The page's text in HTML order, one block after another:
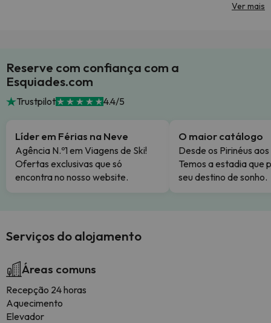
Ver mais
Reserve com confiança com a
Esquiades.com
Trustpilot 4.4/5
Líder em Férias na Neve
Agência N.º1 em Viagens de Ski!
Ofertas exclusivas que só
encontra no nosso website.
O maior catálogo
Desde os Pirinéus
Temos a estadia que
seu destino de sonho.
Serviços do alojamento
Áreas comuns
Recepção 24 horas
Aquecimento
Elevador